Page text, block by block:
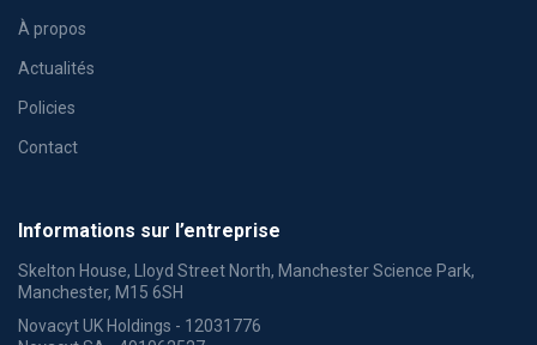
À propos
Actualités
Policies
Contact
Informations sur l’entreprise
Skelton House, Lloyd Street North, Manchester Science Park,
Manchester, M15 6SH
Novacyt UK Holdings - 12031776